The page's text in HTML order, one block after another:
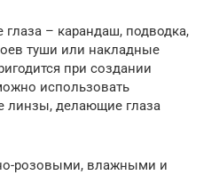
глаза – карандаш, подводка,
туши или накладные
при создании
использовать
линзы, делающие глаза
розовыми, влажными и